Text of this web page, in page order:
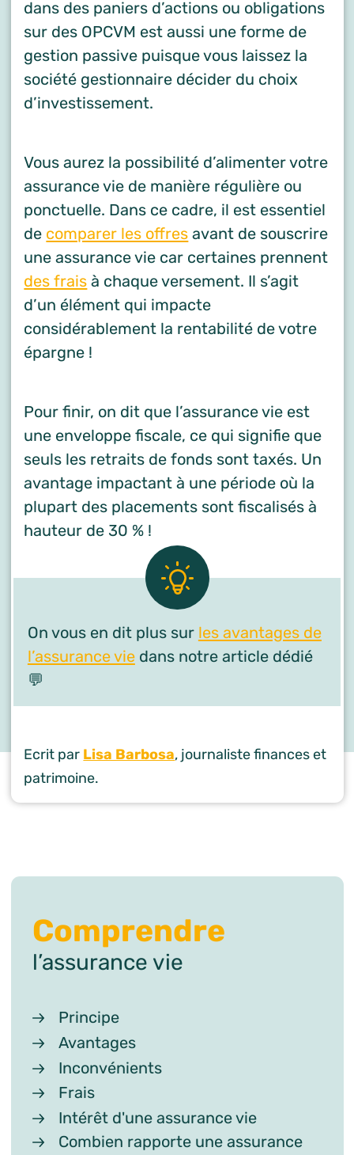
dans des paniers d’actions ou obligations
sur des OPCVM est aussi une forme de
gestion passive puisque vous laissez la
société gestionnaire décider du choix
d’investissement.
Vous aurez la possibilité d’alimenter votre
assurance vie de manière régulière ou
ponctuelle. Dans ce cadre, il est essentiel
de comparer les offres avant de souscrire
une assurance vie car certaines prennent
des frais à chaque versement. Il s’agit
d’un élément qui impacte
considérablement la rentabilité de votre
épargne !
Pour finir, on dit que l’assurance vie est
une enveloppe fiscale, ce qui signifie que
seuls les retraits de fonds sont taxés. Un
avantage impactant à une période où la
plupart des placements sont fiscalisés à
hauteur de 30 % !
On vous en dit plus sur les avantages de
l’assurance viedans notre article dédié
💬
Ecrit par Lisa Barbosa, journaliste finances et
patrimoine.
Comprendre
l’assurance vie
Principe
Avantages
Inconvénients
Frais
Intérêt d'une assurance vie
Combien rapporte une assurance